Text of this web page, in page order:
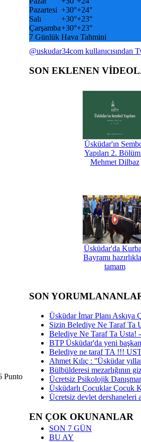
Pazartesi +30°+24°
Salı
+30°+23°
Çarşamba+30°+23°
7 Günlük Hava Tahmini
@uskudar34com kullanıcısından
SON EKLENEN
Üsküdar'ın
Yapıları 2.
Mehmet Dilbaz
Üsküdar'da
Bayramı
tamam
SON
Üsküdar İmar Planı Askıya
Sizin Belediye Ne Taraf Ta
Belediye Ne Taraf Ta Usta!
BTP Üsküdar'da yeni
Belediye ne taraf TA !!!
Ahmet Kılıç : ''Üsküdar
Bülbülderesi mezarlığının
Ücretsiz Psikolojik
Üsküdarlı Çocuklar Çocuk
Ücretsiz devlet dershaneleri
EN ÇOK OKUNANLAR
SON 7 GÜN
BU AY